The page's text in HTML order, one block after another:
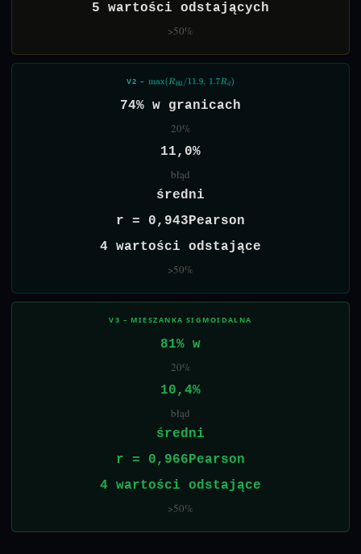
5 wartości odstających
>50%
V2 – MAX(RHI/11.9,1.7R
74% w granicach
20%
11,0%
błąd
średni
r = 0,943Pearson
4 wartości odstające
>50%
V3 – MIESZANKA SIGMOIDALNA
81% w
20%
10,4%
błąd
średni
r = 0,966Pearson
4 wartości odstające
>50%